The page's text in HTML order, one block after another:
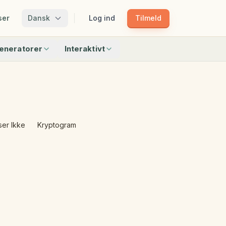
Dansk Log ind Tilmeld
Interaktivt
Matchning
Hvilken Passer Ikke
Ikke Kryptogram